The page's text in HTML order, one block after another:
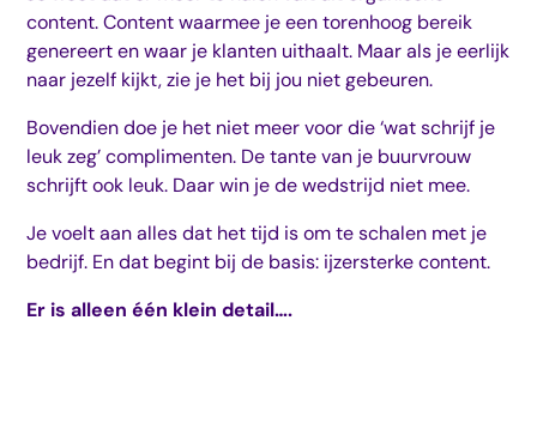
content. Content waarmee je een torenhoog bereik
genereert en waar je klanten uithaalt. Maar als je eerlijk
naar jezelf kijkt, zie je het bij jou niet gebeuren.
Bovendien doe je het niet meer voor die ‘wat schrijf je
leuk zeg’ complimenten. De tante van je buurvrouw
schrijft ook leuk. Daar win je de wedstrijd niet mee.
Je voelt aan alles dat het tijd is om te schalen met je
bedrijf. En dat begint bij de basis: ijzersterke content.
Er is alleen één klein detail….